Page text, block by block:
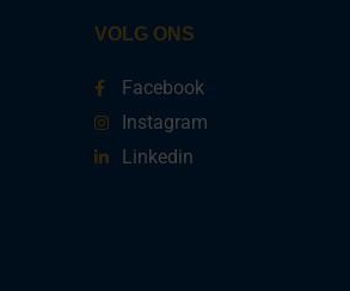
VOLG ONS
Facebook
Instagram
Linkedin